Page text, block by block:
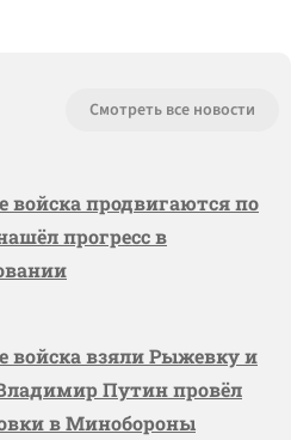
Смотреть все новости
войска продвигаются по
прогресс в
войска взяли Рыжевку и
Путин провёл
в Минобороны